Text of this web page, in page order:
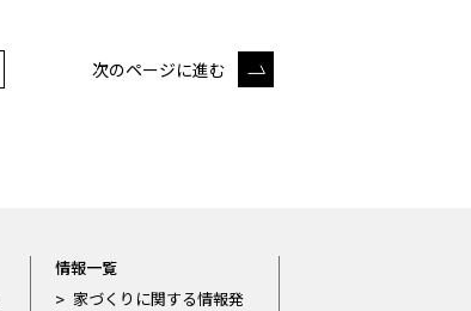
次のページに進む
情報一覧
家づくりに関する情報発